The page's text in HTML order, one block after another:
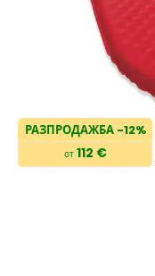
РАЗПРОДАЖБА -12%
от112 €